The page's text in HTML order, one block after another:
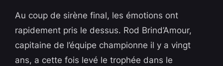
Au coup de sirène final, les émotions ont
rapidement pris le dessus. Rod Brind’Amour,
capitaine de l’équipe championne il y a vingt
ans, a cette fois levé le trophée dans le